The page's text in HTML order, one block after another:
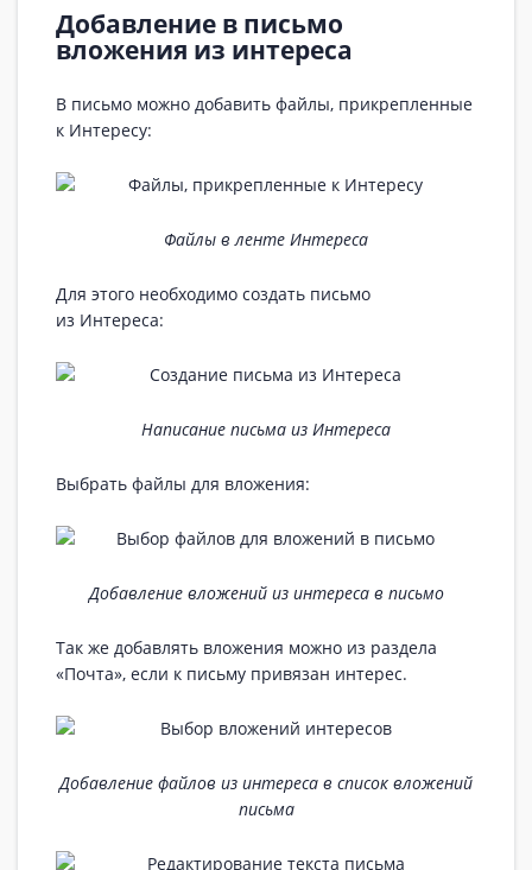
Добавление в письмо
вложения из интереса
В письмо можно добавить файлы, прикрепленные
к Интересу:
Файлы в ленте Интереса
Для этого необходимо создать письмо
из Интереса:
Написание письма из Интереса
Выбрать файлы для вложения:
Добавление вложений из интереса в письмо
Так же добавлять вложения можно из раздела
«Почта», если к письму привязан интерес.
Добавление файлов из интереса в список вложений
письма